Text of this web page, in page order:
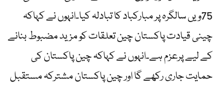
75ویں سالگرہ پر مبارکباد کا تبادلہ کیا۔انہوں نے کہاکہ
چینی قیادت پاکستان چین تعلقات کو مزید مضبوط بنانے
کے لیے پرعزم ہے۔انہوں نے کہاکہ چین پاکستان کی
حمایت جاری رکھے گا اور چین پاکستان مشترکہ مستقبل